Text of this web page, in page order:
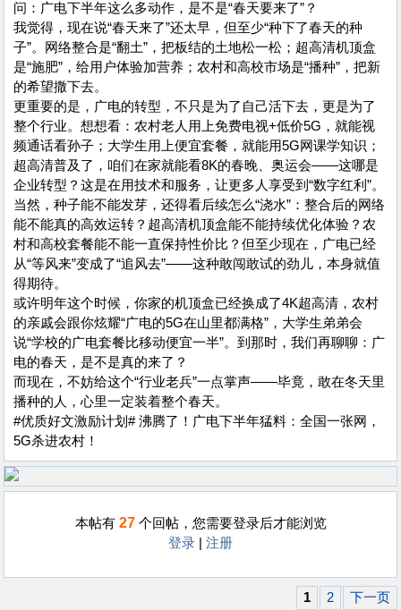
问：广电下半年这么多动作，是不是“春天要来了”？
我觉得，现在说“春天来了”还太早，但至少“种下了春天的种
子”。网络整合是“翻土”，把板结的土地松一松；超高清机顶盒
是“施肥”，给用户体验加营养；农村和高校市场是“播种”，把新
的希望撒下去。
更重要的是，广电的转型，不只是为了自己活下去，更是为了
整个行业。想想看：农村老人用上免费电视+低价5G，就能视
频通话看孙子；大学生用上便宜套餐，就能用5G网课学知识；
超高清普及了，咱们在家就能看8K的春晚、奥运会——这哪是
企业转型？这是在用技术和服务，让更多人享受到“数字红利”。
当然，种子能不能发芽，还得看后续怎么“浇水”：整合后的网络
能不能真的高效运转？超高清机顶盒能不能持续优化体验？农
村和高校套餐能不能一直保持性价比？但至少现在，广电已经
从“等风来”变成了“追风去”——这种敢闯敢试的劲儿，本身就值
得期待。
或许明年这个时候，你家的机顶盒已经换成了4K超高清，农村
的亲戚会跟你炫耀“广电的5G在山里都满格”，大学生弟弟会
说“学校的广电套餐比移动便宜一半”。到那时，我们再聊聊：广
电的春天，是不是真的来了？
而现在，不妨给这个“行业老兵”一点掌声——毕竟，敢在冬天里
播种的人，心里一定装着整个春天。
#优质好文激励计划# 沸腾了！广电下半年猛料：全国一张网，
5G杀进农村！
本帖有 27个回帖，您需要登录后才能浏览
登录
注册
1 2 下一页